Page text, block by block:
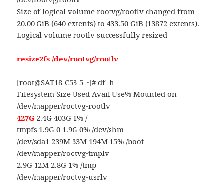
Size of logical volume rootvg/rootlv changed from
20.00 GiB (640 extents) to 433.50 GiB (13872 extents).
Logical volume rootlv successfully resized
resize2fs /dev/rootvg/rootlv
[root@SAT18-C53-5 ~]# df -h
Filesystem Size Used Avail Use% Mounted on
/dev/mapper/rootvg-rootlv
427G 2.4G 403G 1% /
tmpfs 1.9G 0 1.9G 0% /dev/shm
/dev/sda1 239M 33M 194M 15% /boot
/dev/mapper/rootvg-tmplv
2.9G 12M 2.8G 1% /tmp
/dev/mapper/rootvg-usrlv